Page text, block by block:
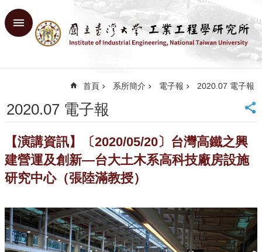
跳到主要內容區塊
進
首
頁
大
首
頁
網
導
覽
English
首頁 系所簡介 電子報 2020.07 電子報
2020.07 電子報
【演講資訊】〔2020/05/20〕台灣高鐵之興
建營運及創新—台大土木系高科技廠房設施
研究中心（張陸滿教授）